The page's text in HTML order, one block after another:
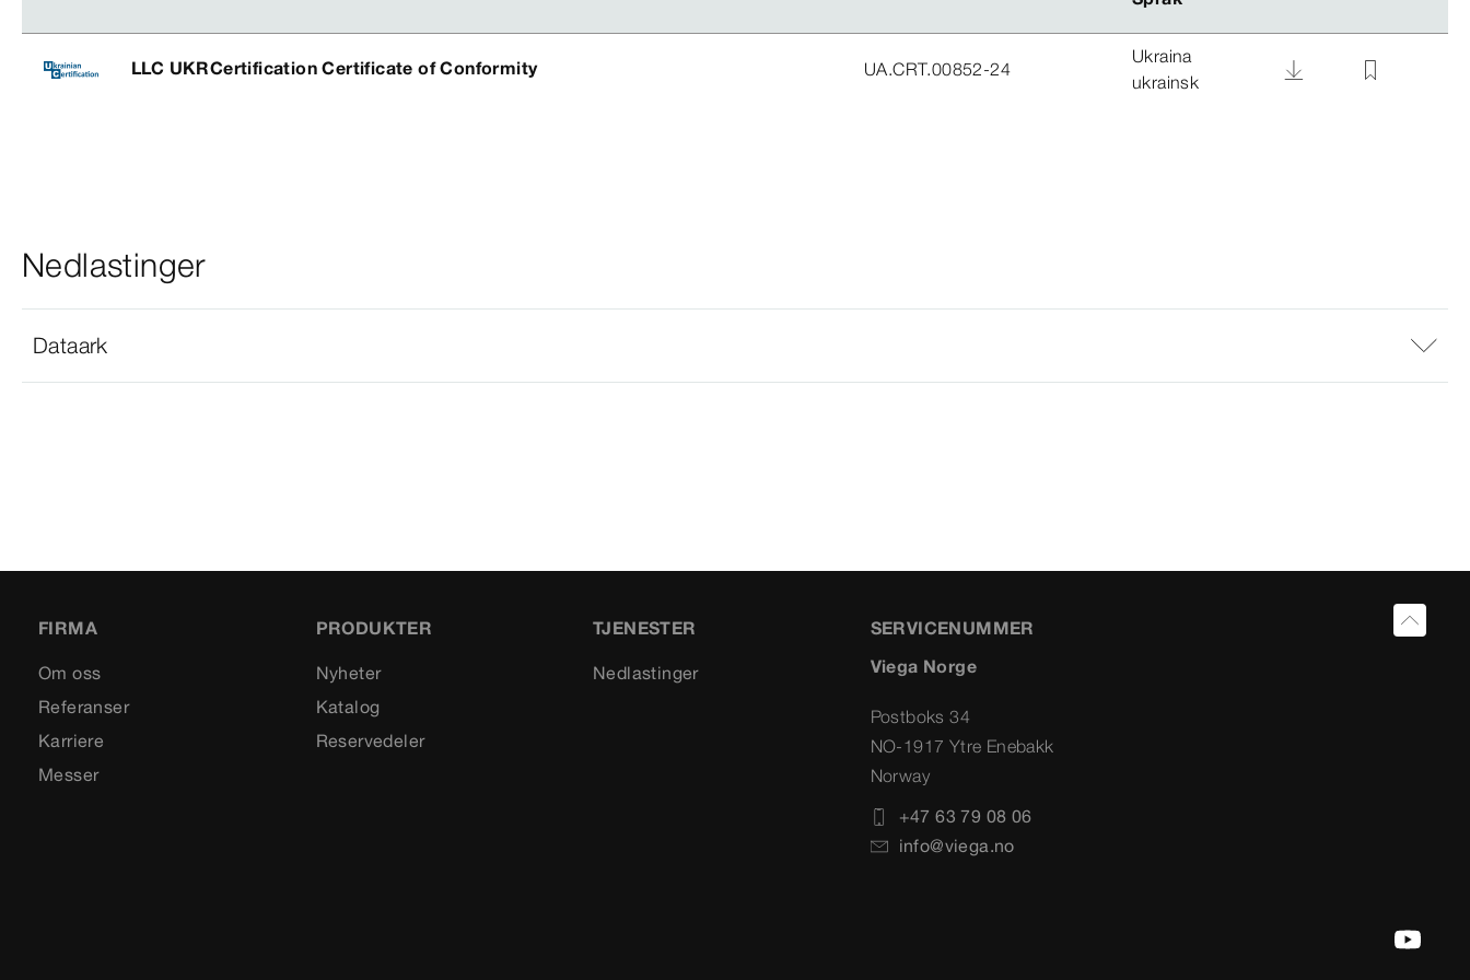
LLC UKRCertification Certificate of Conformity UA.CRT.00852-24
Ukraina
ukrainsk
Nedlastinger
Dataark
FIRMA
Om oss
Referanser
Karriere
Messer
PRODUKTER
Nyheter
Katalog
Reservedeler
TJENESTER
Nedlastinger
SERVICENUMMER
Viega Norge
Postboks 34
NO-1917 Ytre Enebakk
Norway
+47 63 79 08 06
info@viega.no